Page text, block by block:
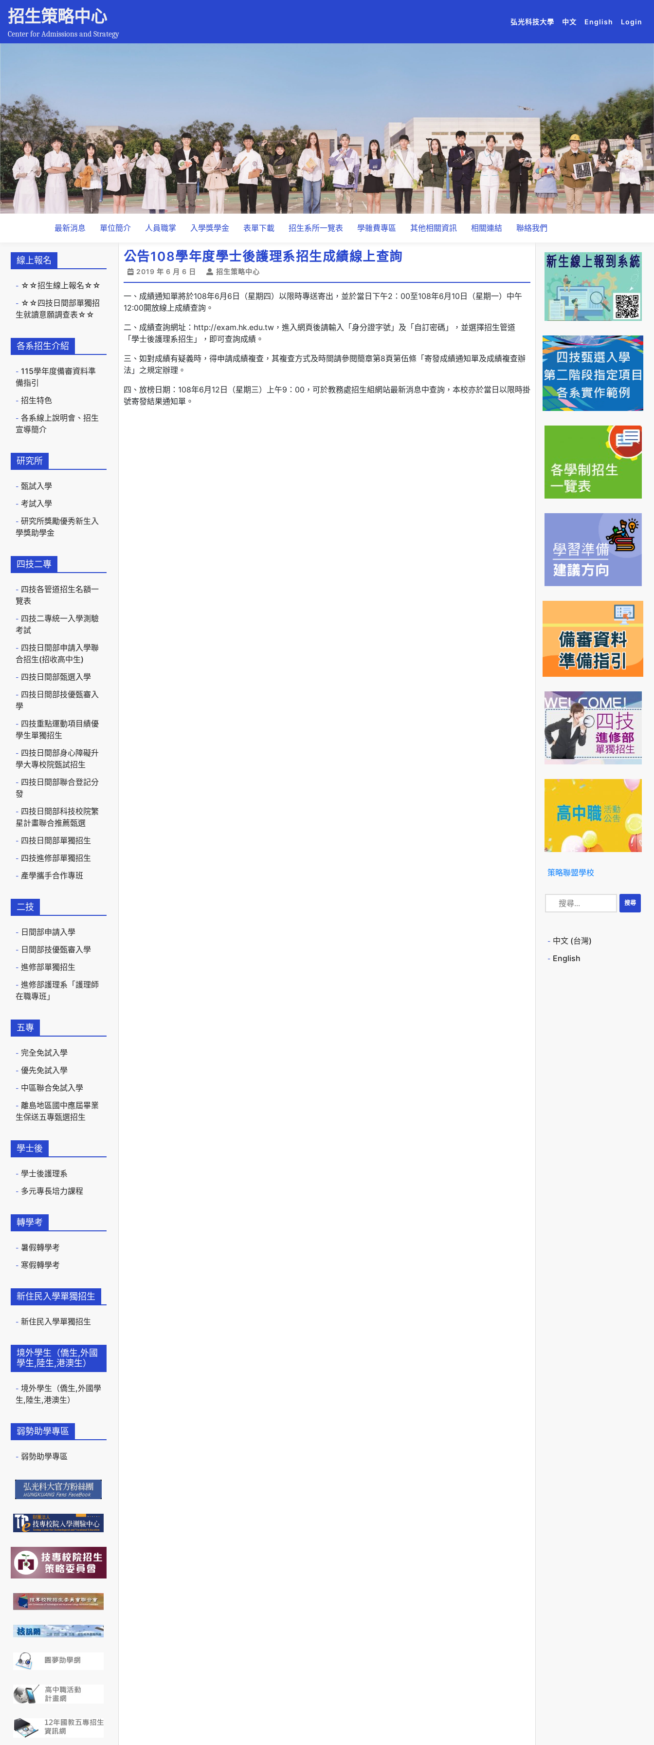
招生策略中心
Center for Admissions and Strategy
(current)
(current)
弘光科技大學 (current)
中文 (current)
English (current)
Login
最新消息 單位簡介 人員職掌 入學獎學金 表單下載 招生系所一覽表 學雜費專區 其他相關資訊 相關連結 聯絡我們
線上報名
☆☆招生線上報名☆☆
☆☆四技日間部單獨招
生就讀意願調查表☆☆
各系招生介紹
115學年度備審資料準
備指引
招生特色
各系線上說明會、招生
宣導簡介
研究所
甄試入學
考試入學
研究所獎勵優秀新生入
學獎助學金
四技二專
四技各管道招生名額一
覽表
四技二專統一入學測驗
考試
四技日間部申請入學聯
合招生(招收高中生)
四技日間部甄選入學
四技日間部技優甄審入
學
四技重點運動項目績優
學生單獨招生
四技日間部身心障礙升
學大專校院甄試招生
四技日間部聯合登記分
發
四技日間部科技校院繁
星計畫聯合推薦甄選
四技日間部單獨招生
四技進修部單獨招生
產學攜手合作專班
二技
日間部申請入學
日間部技優甄審入學
進修部單獨招生
進修部護理系「護理師
在職專班」
五專
完全免試入學
優先免試入學
中區聯合免試入學
離島地區國中應屆畢業
生保送五專甄選招生
學士後
學士後護理系
多元專長培力課程
轉學考
暑假轉學考
寒假轉學考
新住民入學單獨招生
新住民入學單獨招生
境外學生（僑生,外國
學生,陸生,港澳生）
境外學生（僑生,外國學
生,陸生,港澳生）
弱勢助學專區
弱勢助學專區
公告108學年度學士後護理系招生成績線上查詢
2019 年 6 月 6 日 招生策略中心
一、成績通知單將於108年6月6日（星期四）以限時專送寄出，並於當日下午2：00至108年6月10日（星期一）中午
12:00開放線上成績查詢。
二、成績查詢網址：http://exam.hk.edu.tw，進入網頁後請輸入「身分證字號」及「自訂密碼」，並選擇招生管道
「學士後護理系招生」，即可查詢成績。
三、如對成績有疑義時，得申請成績複查，其複查方式及時間請參閱簡章第8頁第伍條「寄發成績通知單及成績複查辦
法」之規定辦理。
四、放榜日期：108年6月12日（星期三）上午9：00，可於教務處招生組網站最新消息中查詢，本校亦於當日以限時掛
號寄發結果通知單。
策略聯盟學校
中文 (台灣)
English